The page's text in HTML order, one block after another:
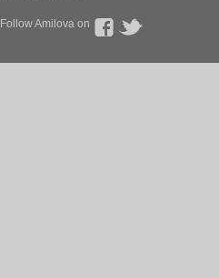
Follow Amilova on